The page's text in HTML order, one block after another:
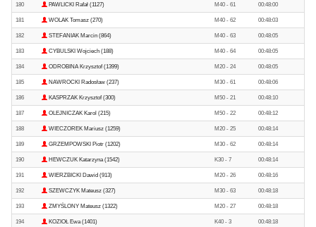
180 PAWLICKI Rafał (1127) M40 - 61 00:48:00
181 WOLAK Tomasz (270) M40 - 62 00:48:03
182 STEFANIAK Marcin (864) M40 - 63 00:48:05
183 CYBULSKI Wojciech (188) M40 - 64 00:48:05
184 ODROBINA Krzysztof (1399) M20 - 24 00:48:05
185 NAWROCKI Radosław (237) M30 - 61 00:48:06
186 KASPRZAK Krzysztof (300) M50 - 21 00:48:10
187 OLEJNICZAK Karol (215) M50 - 22 00:48:12
188 WIECZOREK Mariusz (1259) M20 - 25 00:48:14
189 GRZEMPOWSKI Piotr (1202) M30 - 62 00:48:14
190 HEWCZUK Katarzyna (1542) K30 - 7 00:48:14
191 WIERZBICKI Dawid (913) M20 - 26 00:48:16
192 SZEWCZYK Mateusz (327) M30 - 63 00:48:18
193 ZMYŚLONY Mateusz (1322) M20 - 27 00:48:18
194 KOZIOŁ Ewa (1401) K40 - 3 00:48:18